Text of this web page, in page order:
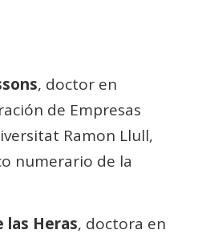
, doctor en
de Empresas
Ramon Llull,
numerario de la
las Heras, doctora en